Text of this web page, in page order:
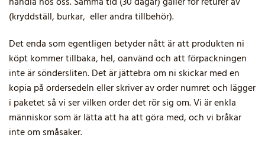
(kryddställ, burkar, eller andra tillbehör).
Det enda som egentligen betyder nått är att produkten ni
köpt kommer tillbaka, hel, oanvänd och att förpackningen
inte är söndersliten. Det är jättebra om ni skickar med en
kopia på ordersedeln eller skriver av order numret och lägger
i paketet så vi ser vilken order det rör sig om. Vi är enkla
människor som är lätta att ha att göra med, och vi bråkar
inte om småsaker.